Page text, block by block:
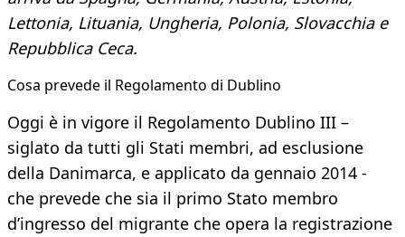
Lettonia, Lituania, Ungheria, Polonia, Slovacchia e
Repubblica Ceca.
Cosa prevede il Regolamento di Dublino
Oggi è in vigore il Regolamento Dublino III –
siglato da tutti gli Stati membri, ad esclusione
della Danimarca, e applicato da gennaio 2014 -
che prevede che sia il primo Stato membro
d’ingresso del migrante che opera la registrazione